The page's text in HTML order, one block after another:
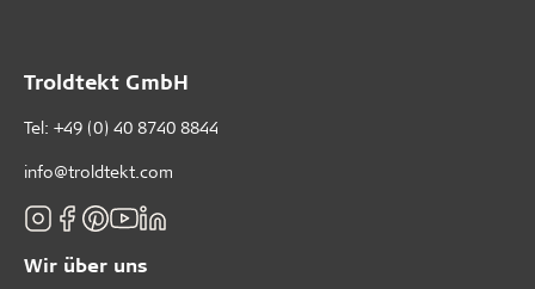
Troldtekt GmbH
Tel: +49 (0) 40 8740 8844
info@troldtekt.com
Wir über uns